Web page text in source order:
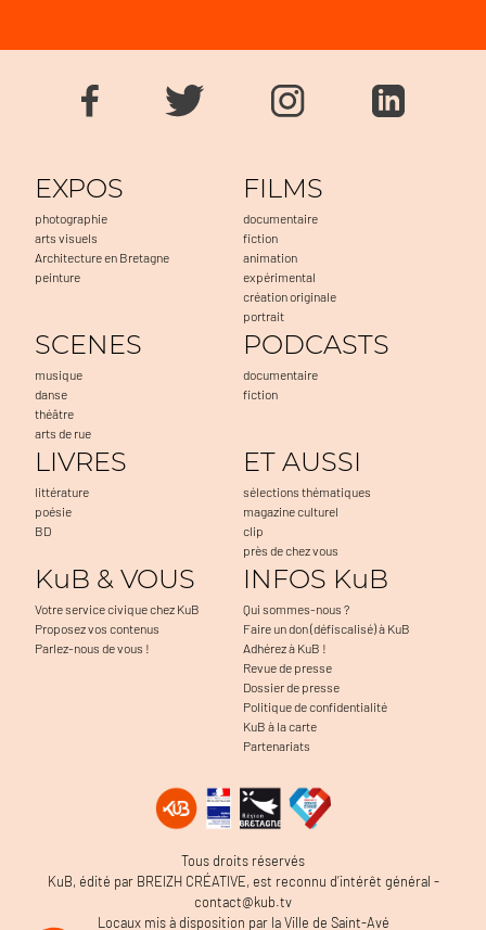
EXPOS
photographie
arts visuels
Architecture en Bretagne
peinture
FILMS
documentaire
fiction
animation
expérimental
création originale
portrait
SCENES
musique
danse
théâtre
arts de rue
PODCASTS
documentaire
fiction
LIVRES
littérature
poésie
BD
ET AUSSI
sélections thématiques
magazine culturel
clip
près de chez vous
KuB & VOUS
Votre service civique chez KuB
Proposez vos contenus
Parlez-nous de vous !
INFOS KuB
Qui sommes-nous ?
Faire un don (défiscalisé) à KuB
Adhérez à KuB !
Revue de presse
Dossier de presse
Politique de confidentialité
KuB à la carte
Partenariats
Tous droits réservés
KuB, édité par BREIZH CRÉATIVE, est reconnu d’intérêt général -
contact@kub.tv
Locaux mis à disposition par la Ville de Saint-Avé